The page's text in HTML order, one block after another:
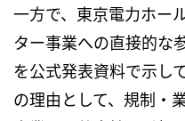
一方で、東京電力ホー
ター事業への直接的な
を公式発表資料で示し
の理由として、規制・